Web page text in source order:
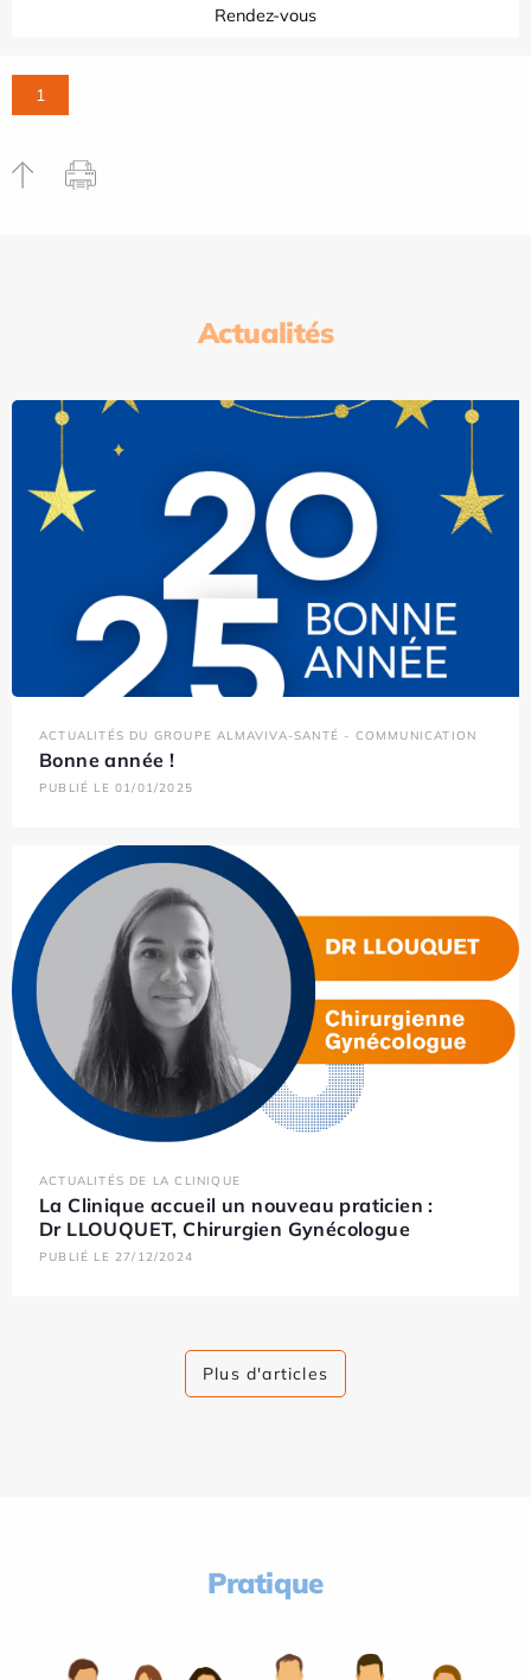
Rendez-vous
1
Actualités
ACTUALITÉS DU GROUPE ALMAVIVA-SANTÉ - COMMUNICATION
Bonne année !
PUBLIÉ LE 01/01/2025
ACTUALITÉS DE LA CLINIQUE
La Clinique accueil un nouveau praticien :
Dr LLOUQUET, Chirurgien Gynécologue
PUBLIÉ LE 27/12/2024
Plus d'articles
Pratique